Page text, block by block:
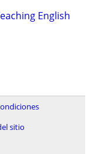
English
sitio